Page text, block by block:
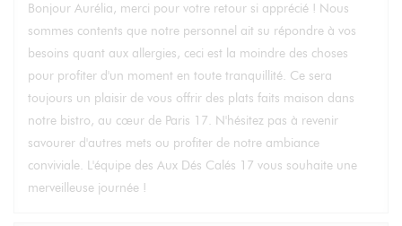
Bonjour Aurélia, merci pour votre retour si apprécié ! Nous
sommes contents que notre personnel ait su répondre à vos
besoins quant aux allergies, ceci est la moindre des choses
pour profiter d'un moment en toute tranquillité. Ce sera
toujours un plaisir de vous offrir des plats faits maison dans
notre bistro, au cœur de Paris 17. N'hésitez pas à revenir
savourer d'autres mets ou profiter de notre ambiance
conviviale. L'équipe des Aux Dés Calés 17 vous souhaite une
merveilleuse journée !